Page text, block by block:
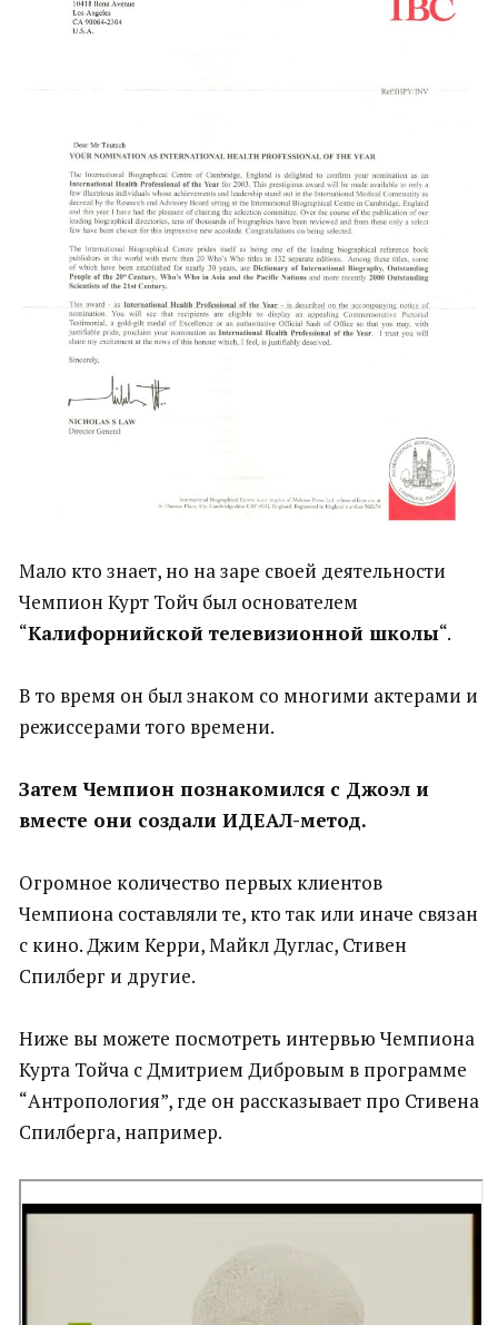
Мало кто знает, но на заре своей деятельности
Чемпион Курт Тойч был основателем
“Калифорнийской телевизионной школы“.
В то время он был знаком со многими актерами и
режиссерами того времени.
Затем Чемпион познакомился с Джоэл и
вместе они создали ИДЕАЛ-метод.
Огромное количество первых клиентов
Чемпиона составляли те, кто так или иначе связан
с кино. Джим Керри, Майкл Дуглас, Стивен
Спилберг и другие.
Ниже вы можете посмотреть интервью Чемпиона
Курта Тойча с Дмитрием Дибровым в программе
“Антропология”, где он рассказывает про Стивена
Спилберга, например.